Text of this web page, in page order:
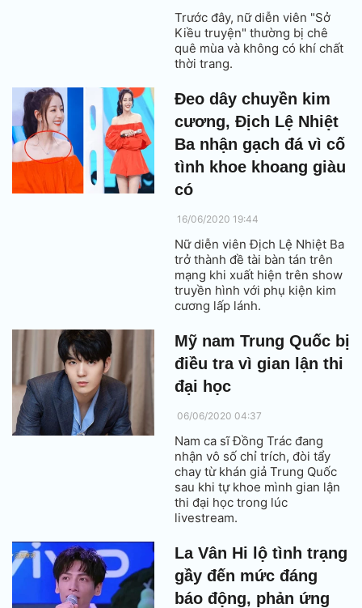
Trước đây, nữ diễn viên "Sở
Kiều truyện" thường bị chê
quê mùa và không có khí chất
thời trang.
Đeo dây chuyền kim
cương, Địch Lệ Nhiệt
Ba nhận gạch đá vì cố
tình khoe khoang giàu
có
16/06/2020 19:44
Nữ diễn viên Địch Lệ Nhiệt Ba
trở thành đề tài bàn tán trên
mạng khi xuất hiện trên show
truyền hình với phụ kiện kim
cương lấp lánh.
Mỹ nam Trung Quốc bị
điều tra vì gian lận thi
đại học
06/06/2020 04:37
Nam ca sĩ Đồng Trác đang
nhận vô số chỉ trích, đòi tẩy
chay từ khán giả Trung Quốc
sau khi tự khoe mình gian lận
thi đại học trong lúc
livestream.
La Vân Hi lộ tình trạng
gầy đến mức đáng
báo động, phản ứng